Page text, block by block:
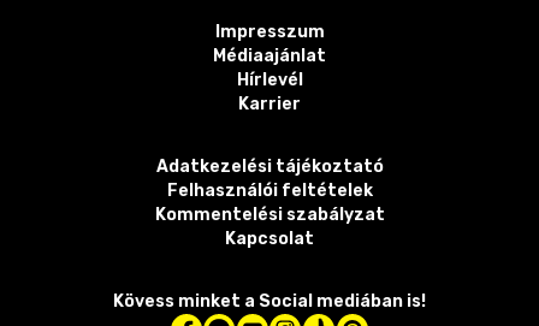
Impresszum
Médiaajánlat
Hírlevél
Karrier
Adatkezelési tájékoztató
Felhasználói feltételek
Kommentelési szabályzat
Kapcsolat
Kövess minket a Social mediában is!